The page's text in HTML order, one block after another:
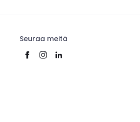
Seuraa meitä